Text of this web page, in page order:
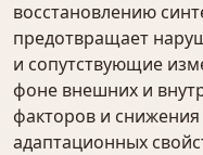
восстановлению
предотвращает
и сопутствующие
фоне внешних и
факторов и снижения
адаптационных